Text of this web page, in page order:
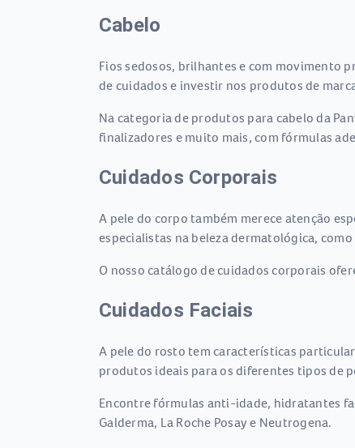
Cabelo
Fios sedosos, brilhantes e com movimento
de cuidados e investir nos produtos de
Na categoria de produtos para cabelo da
finalizadores e muito mais, com fórmulas
Cuidados Corporais
A pele do corpo também merece atenção
especialistas na beleza dermatológica, como
O nosso catálogo de cuidados corporais
Cuidados Faciais
A pele do rosto tem características
produtos ideais para os diferentes tipos de
Encontre fórmulas anti-idade, hidratantes
Galderma, La Roche Posay e Neutrogena.